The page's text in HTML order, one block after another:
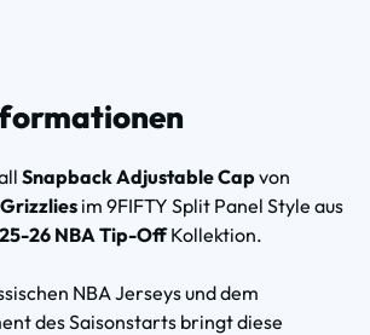
Snapback Adjustable Cap von
im 9FIFTY Split Panel Style aus
26 NBA Tip-OffKollektion.
NBA Jerseys und dem
des Saisonstarts bringt diese